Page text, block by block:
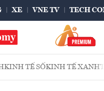
XE VNE TV TECH
KINH TẾ SỐKINH TẾ XANH